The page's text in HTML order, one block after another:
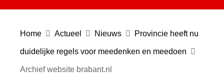
e
Home Actueel Nieuws Provincie heeft nu
duidelijke regels voor meedenken en meedoen
Archief website brabant.nl